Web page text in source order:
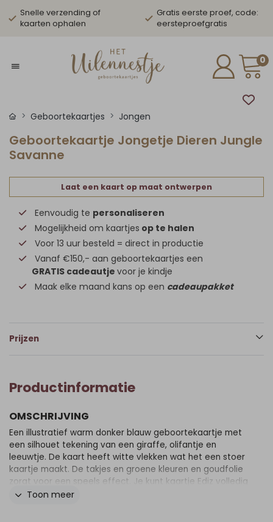
Snelle verzending of
kaarten ophalen
Gratis eerste proef, code:
eersteproefgratis
0
Geboortekaartjes Jongen
Geboortekaartje Jongetje Dieren Jungle
Savanne
Laat een kaart op maat ontwerpen
Eenvoudig te personaliseren
Mogelijkheid om kaartjes op te halen
Voor 13 uur besteld = direct in productie
Vanaf €150,- aan geboortekaartjes een
GRATIS cadeautje voor je kindje
Maak elke maand kans op een cadeaupakket
Prijzen
Productinformatie
OMSCHRIJVING
Een illustratief warm donker blauw geboortekaartje met
een silhouet tekening van een giraffe, olifantje en
leeuwtje. De kaart heeft witte vlekken wat het een stoer
kaartje maakt. De takjes en groene kleuren en goudfolie
zorgt voor een speels effect. Je kunt kaartje Ediz volledig
zelf aanpassen zoals je wilt, maak er wat moois van!
Toon meer